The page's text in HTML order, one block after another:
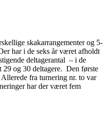
skakarrangementer og 5-
har i de seks år været afholdt
deltagerantal – i de
29 og 30 deltagere. Den første
fra turnering nr. to var
har der været fem